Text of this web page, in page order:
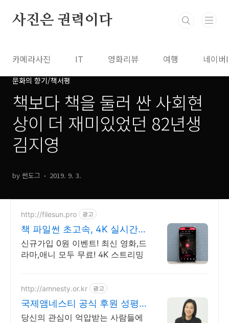
사진은 권력이다
카메라사진 IT 영화리뷰 여행 네이
문화의 향기/책서평
책보다 책을 둘러 싼 사회현
상이 더 재미있었던 82년생
김지영
by 썬도그 2019. 9. 3.
http://filesun.pro 광고
책 파일썬 초고속, 4K 실시간
보기!
신규가입 0원 이벤트! 최신 영화,드
라마,애니 모두 무료! 4K 스트리밍
http://amnesty.or.kr 광고
국제앰네스티 공식 후원 성평
등을 위한 목소리
당신의 관심이 억압받는 사람들에